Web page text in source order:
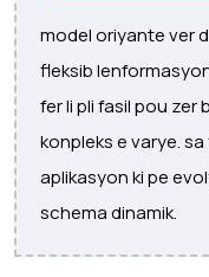
model oriyante ver
fleksib
fer li pli fasil pou
konpleks e varye.
aplikasyon ki pe
schema dinamik.